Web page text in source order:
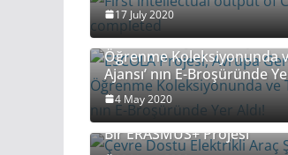
17 July 2020
ESCOLA Projesi, Avrupa
Öğrenme Koleksiyonunda
Ajansı’ nın E-Broşüründe
4 May 2020
Çevre Dostu Elektrikli Araç
Bir ERASMUS+ Projesi